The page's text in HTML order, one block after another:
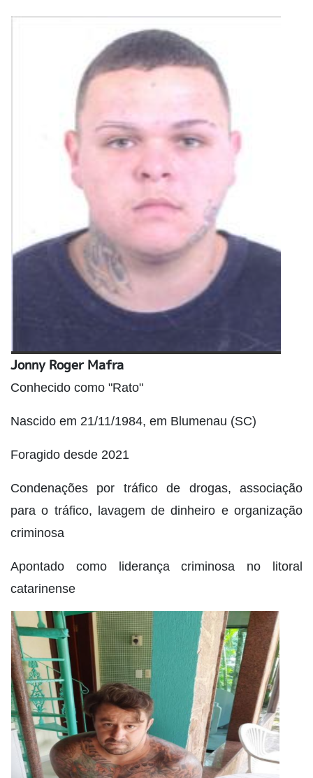
Jonny Roger Mafra
Conhecido como "Rato"
Nascido em 21/11/1984, em Blumenau (SC)
Foragido desde 2021
Condenações por tráfico de drogas, associação
para o tráfico, lavagem de dinheiro e organização
criminosa
Apontado como liderança criminosa no litoral
catarinense